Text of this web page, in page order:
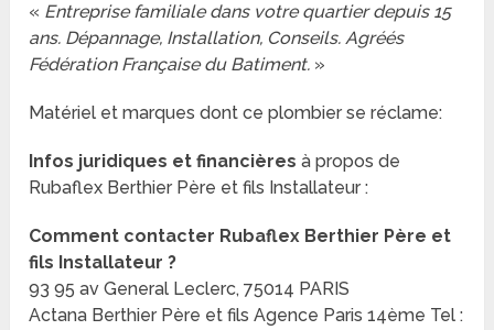
« Entreprise familiale dans votre quartier depuis 15
ans. Dépannage, Installation, Conseils. Agréés
Fédération Française du Batiment. »
Matériel et marques dont ce plombier se réclame:
Infos juridiques et financières à propos de
Rubaflex Berthier Père et fils Installateur :
Comment contacter Rubaflex Berthier Père et
fils Installateur ?
93 95 av General Leclerc, 75014 PARIS
Actana Berthier Père et fils Agence Paris 14ème Tel :